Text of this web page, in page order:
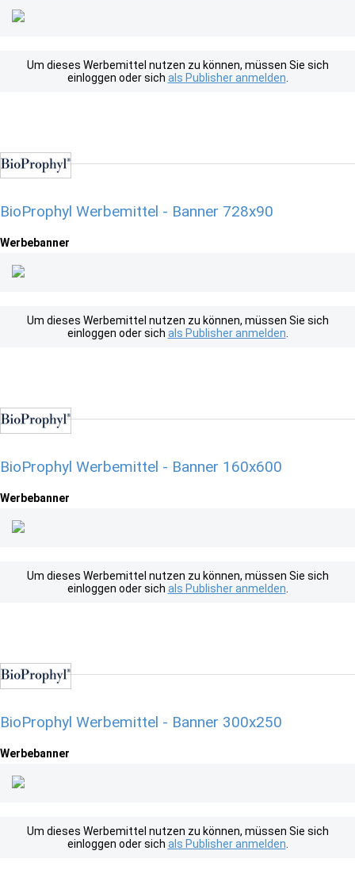
Um dieses Werbemittel nutzen zu können, müssen Sie sich
einloggen oder sich als Publisher anmelden
BioProphyl Werbemittel - Banner 728x90
Werbebanner
Um dieses Werbemittel nutzen zu können, müssen Sie sich
einloggen oder sich als Publisher anmelden
BioProphyl Werbemittel - Banner 160x600
Werbebanner
Um dieses Werbemittel nutzen zu können, müssen Sie sich
einloggen oder sich als Publisher anmelden
BioProphyl Werbemittel - Banner 300x250
Werbebanner
Um dieses Werbemittel nutzen zu können, müssen Sie sich
einloggen oder sich als Publisher anmelden